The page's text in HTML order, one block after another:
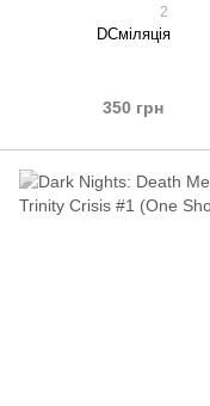
2
DCміляція
350 грн